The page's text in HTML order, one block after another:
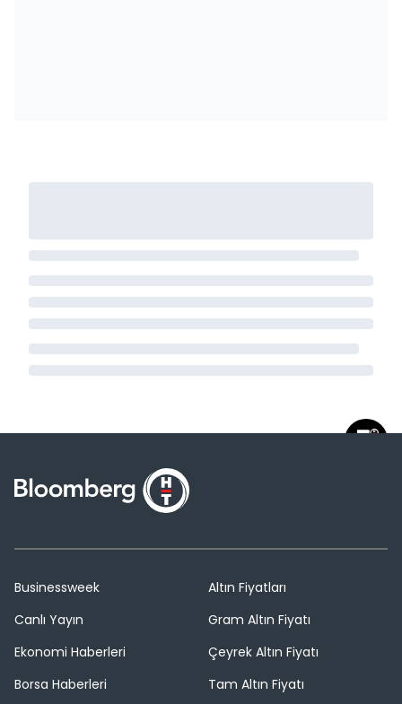
Businessweek
Canlı Yayın
Ekonomi Haberleri
Borsa Haberleri
Altın Fiyatları
Gram Altın Fiyatı
Çeyrek Altın Fiyatı
Tam Altın Fiyatı